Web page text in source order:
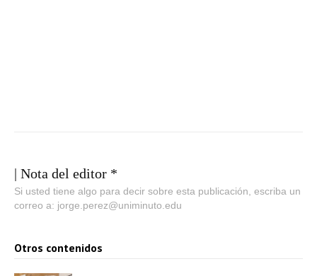
| Nota del editor *
Si usted tiene algo para decir sobre esta publicación, escriba un
correo a: jorge.perez@uniminuto.edu
Otros contenidos